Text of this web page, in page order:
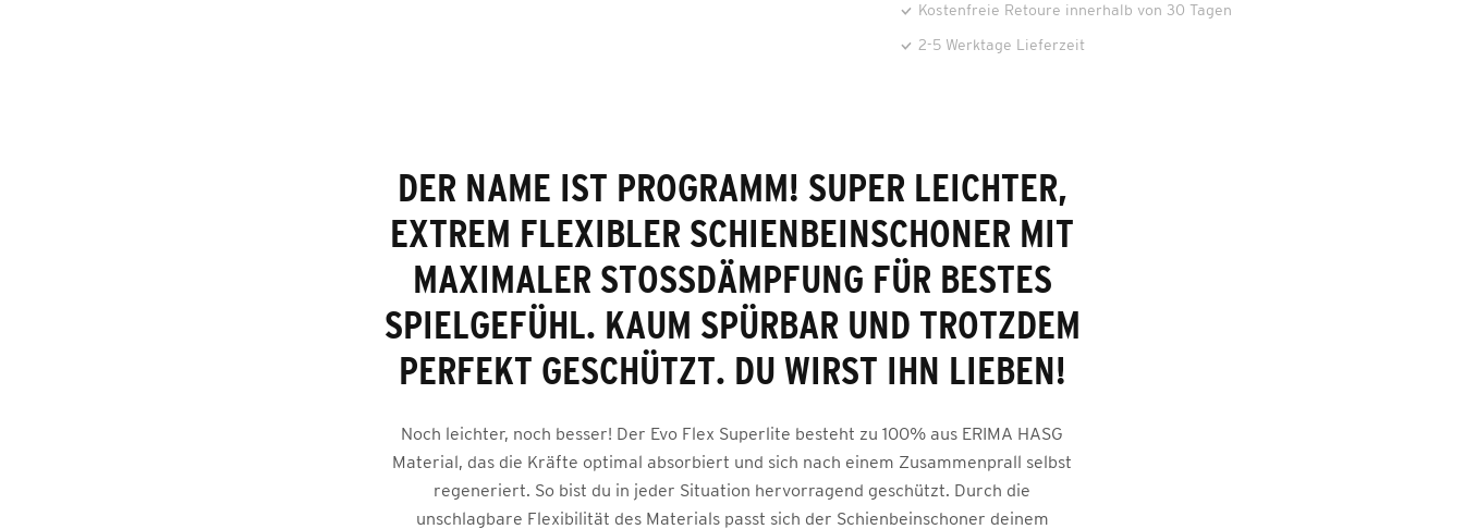
Kostenfreie Retoure innerhalb von 30 Tagen
2-5 Werktage Lieferzeit
DER NAME IST PROGRAMM! SUPER LEICHTER,
EXTREM FLEXIBLER SCHIENBEINSCHONER MIT
MAXIMALER STOSSDÄMPFUNG FÜR BESTES S
PIELGEFÜHL. KAUM SPÜRBAR UND TROTZDEM P
ERFEKT GESCHÜTZT. DU WIRST IHN LIEBEN!
Noch leichter, noch besser! Der Evo Flex Superlite besteht zu 100% aus ERIMA HASG
Material, das die Kräfte optimal absorbiert und sich nach einem Zusammenprall selbst
regeneriert. So bist du in jeder Situation hervorragend geschützt. Durch die
unschlagbare Flexibilität des Materials passt sich der Schienbeinschoner deinem